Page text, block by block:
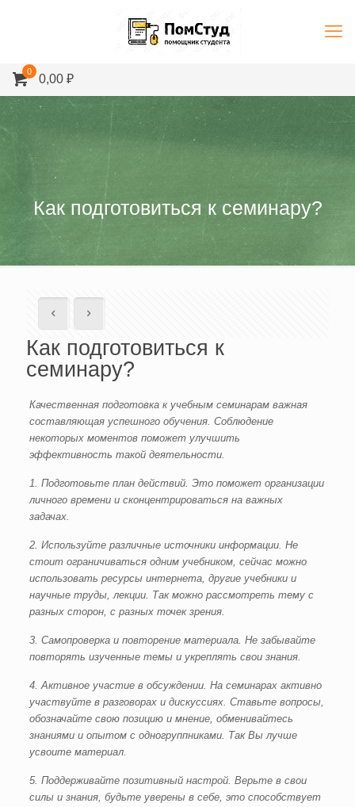
0
0,00 ₽
Как подготовиться к семинару?
Как подготовиться к
семинару?
Качественная подготовка к учебным семинарам важная
составляющая успешного обучения. Соблюдение
некоторых моментов поможет улучшить
эффективность такой деятельности.
1. Подготовьте план действий. Это поможет организации
личного времени и сконцентрироваться на важных
задачах.
2. Используйте различные источники информации. Не
стоит ограничиваться одним учебником, сейчас можно
использовать ресурсы интернета, другие учебники и
научные труды, лекции. Так можно рассмотреть тему с
разных сторон, с разных точек зрения.
3. Самопроверка и повторение материала. Не забывайте
повторять изученные темы и укреплять свои знания.
4. Активное участие в обсуждении. На семинарах активно
участвуйте в разговорах и дискуссиях. Ставьте вопросы,
обозначайте свою позицию и мнение, обменивайтесь
знаниями и опытом с одногруппниками. Так Вы лучше
усвоите материал.
5. Поддерживайте позитивный настрой. Верьте в свои
силы и знания, будьте уверены в себе, это способствует